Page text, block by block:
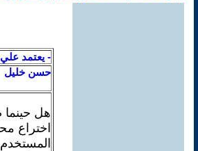
- يعتمد
حسن خليل
هل
اختراع